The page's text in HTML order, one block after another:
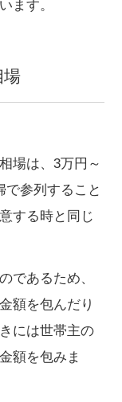
ます。
場
場は、3万円～
で参列すること
する時と同じ
であるため、
額を包んだり
には世帯主の
額を包みま